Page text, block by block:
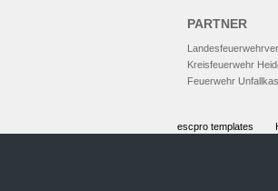
PARTNER
Kreisfeuerwehr
Feuerwehr
escpro templates